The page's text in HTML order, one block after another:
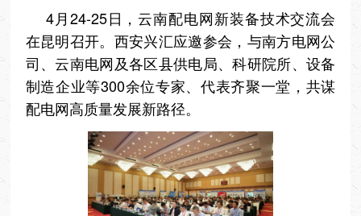
4月24-25日，云南配电网新装备技术交流会
在昆明召开。西安兴汇应邀参会，与南方电网公
司、云南电网及各区县供电局、科研院所、设备
制造企业等300余位专家、代表齐聚一堂，共谋
配电网高质量发展新路径。